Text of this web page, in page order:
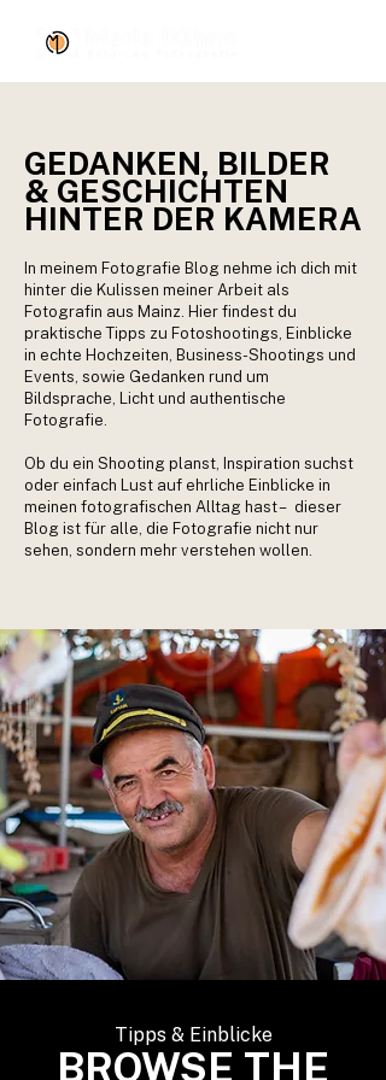
GEDANKEN, BILDER
& GESCHICHTEN
HINTER DER KAMERA
In meinem Fotografie Blog nehme ich dich mit
hinter die Kulissen meiner Arbeit als
Fotografin aus Mainz. Hier findest du
praktische Tipps zu Fotoshootings, Einblicke
in echte Hochzeiten, Business-Shootings und
Events, sowie Gedanken rund um
Bildsprache, Licht und authentische
Fotografie.
Ob du ein Shooting planst, Inspiration suchst
oder einfach Lust auf ehrliche Einblicke in
meinen fotografischen Alltag hast – dieser
Blog ist für alle, die Fotografie nicht nur
sehen, sondern mehr verstehen wollen.
Tipps & Einblicke
BROWSE THE